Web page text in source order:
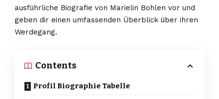
ausführliche Biografie von Marielin Bohlen vor und
geben dir einen umfassenden Überblick über ihren
Werdegang.
Contents
Profil Biographie Tabelle